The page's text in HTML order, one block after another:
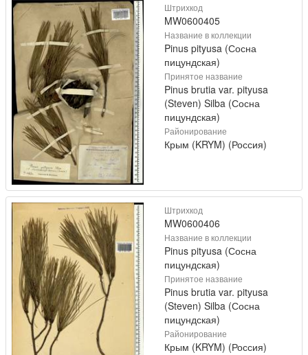
Штрихкод
MW0600405
Название в коллекции
Pinus pityusa (Сосна
пицундская)
Принятое название
Pinus brutia var. pityusa
(Steven) Silba (Сосна
пицундская)
Районирование
Крым (KRYM) (Россия)
Штрихкод
MW0600406
Название в коллекции
Pinus pityusa (Сосна
пицундская)
Принятое название
Pinus brutia var. pityusa
(Steven) Silba (Сосна
пицундская)
Районирование
Крым (KRYM) (Россия)